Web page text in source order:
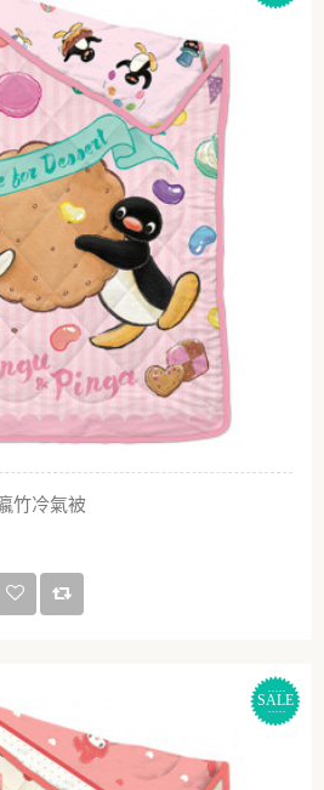
竹冷氣被
SALE